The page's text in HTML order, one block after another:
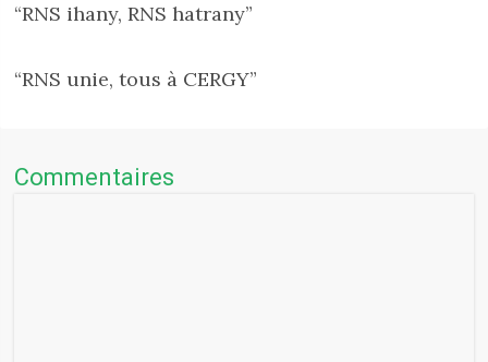
“RNS ihany, RNS hatrany”
“RNS unie, tous à CERGY”
Commentaires